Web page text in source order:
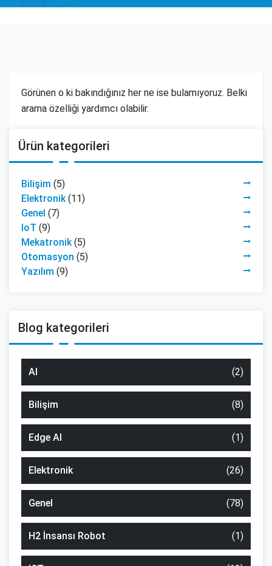
Görünen o ki bakındığınız her ne ise bulamıyoruz. Belki
arama özelliği yardımcı olabilir.
Ürün kategorileri
Bilişim (5)
Elektronik (11)
Genel (7)
IoT (9)
Mekatronik (5)
Otomasyon (5)
Yazılım (9)
Blog kategorileri
AI (2)
Bilişim (8)
Edge AI (1)
Elektronik (26)
Genel (78)
H2 İnsansı Robot (1)